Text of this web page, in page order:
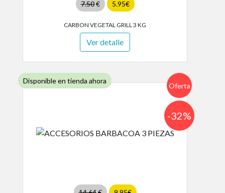
7.50€ 5.95€
CARBON VEGETAL GRILL 3 KG
Ver detalle
Disponible en tienda ahora
Oferta
-32%